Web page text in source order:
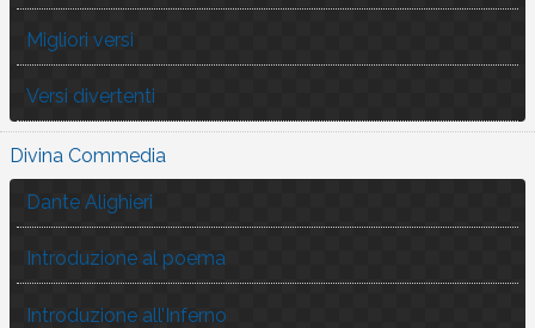
Migliori versi
Versi divertenti
Divina Commedia
Dante Alighieri
Introduzione al poema
Introduzione all’Inferno